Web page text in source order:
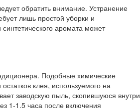
обратить внимание. Устранение
лишь простой уборки и
аромата может
Подобные химические
клея, используемого на
заводскую пыль, скопившуюся внутри
1-1.5 часа после включения